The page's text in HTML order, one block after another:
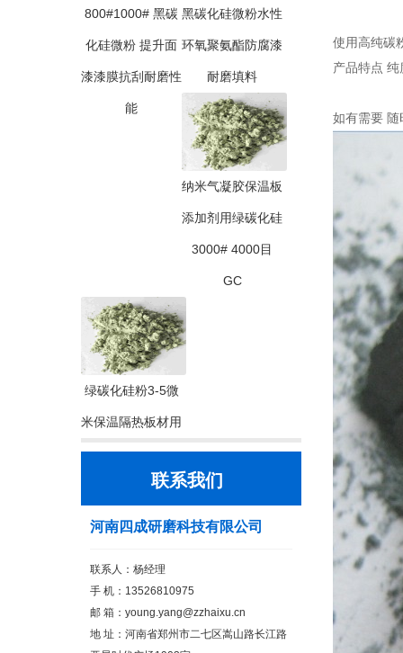
800#1000# 黑碳
化硅微粉 提升面
漆漆膜抗刮耐磨性
能
黑碳化硅微粉水性
环氧聚氨酯防腐漆
耐磨填料
纳米气凝胶保温板
添加剂用绿碳化硅
3000# 4000目
GC
绿碳化硅粉3-5微
米保温隔热板材用
联系我们
河南四成研磨科技有限公司
联系人：杨经理
手 机：13526810975
邮 箱： young.yang@zzhaixu.cn
地 址：河南省郑州市二七区嵩山路长江路
使用高纯碳
产品特点
如有需要